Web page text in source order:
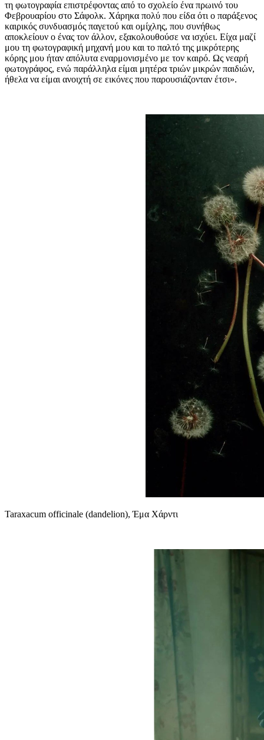
τη φωτογραφία επιστρέφοντας από το σχολείο ένα πρωινό του
Φεβρουαρίου στο Σάφολκ. Χάρηκα πολύ που είδα ότι ο παράξενος
καιρικός συνδυασμός παγετού και ομίχλης, που συνήθως
αποκλείουν ο ένας τον άλλον, εξακολουθούσε να ισχύει. Είχα μαζί
μου τη φωτογραφική μηχανή μου και το παλτό της μικρότερης
κόρης μου ήταν απόλυτα εναρμονισμένο με τον καιρό. Ως νεαρή
φωτογράφος, ενώ παράλληλα είμαι μητέρα τριών μικρών παιδιών,
ήθελα να είμαι ανοιχτή σε εικόνες που παρουσιάζονταν έτσι».
Taraxacum officinale (dandelion), Έμα Χάρντι